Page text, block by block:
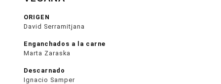
ORIGEN
David Serramitjana
Enganchados a la carne
Marta Zaraska
Descarnado
Ignacio Samper